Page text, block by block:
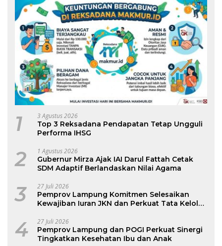
1 3 Agustus 2026
Top 3 Reksadana Pendapatan Tetap Ungguli
Performa IHSG
2 1 Agustus 2026
Gubernur Mirza Ajak IAI Darul Fattah Cetak
SDM Adaptif Berlandaskan Nilai Agama
3 27 Juli 2026
Pemprov Lampung Komitmen Selesaikan
Kewajiban Iuran JKN dan Perkuat Tata Kelola
4 27 Juli 2026
Pemprov Lampung dan POGI Perkuat Sinergi
Tingkatkan Kesehatan Ibu dan Anak